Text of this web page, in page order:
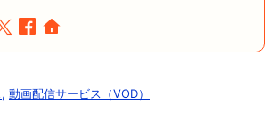
, 動画配信サービス（VOD）